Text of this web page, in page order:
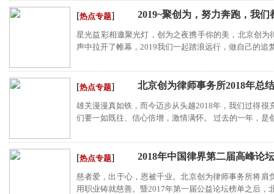
[热点专题] 2019~聚创为，努力奔跑，我们
星光益彩相邀聚光灯，创为之夜携手你的美，北京创
声中拉开了帷幕，2019我们一起踏浪远行，做自己的追
[热点专题] 北京创为律师事务所2018年总
雄关漫漫真如铁，而今迈步从头越2018年，我们过得
们要一如既往、信心倍增，激情满怀。 过去的一年，是
[热点专题] 2018年中国律界第二届高峰
慈者爱，出于心，恩被千业。北京创为律师事务所将
用职业铸就慈善。暨2017年第一届公益论坛榜单之后，